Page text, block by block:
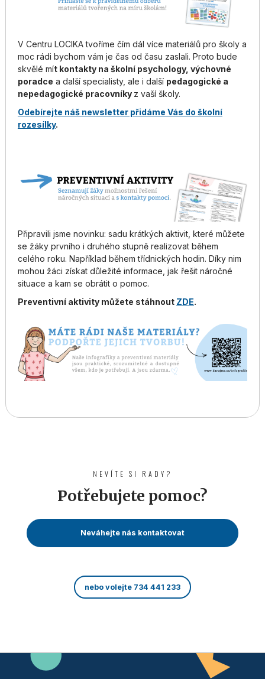
V Centru LOCIKA tvoříme čím dál více materiálů pro školy a
moc rádi bychom vám je čas od času zaslali. Proto bude
skvělé mít kontakty na školní psychology, výchovné
poradce a další specialisty, ale i další pedagogické a
nepedagogické pracovníky z vaší školy.
Odebírejte náš newsletter přidáme Vás do školní
rozesílky.
Připravili jsme novinku: sadu krátkých aktivit, které můžete
se žáky prvního i druhého stupně realizovat během
celého roku. Například během třídnických hodin. Díky nim
mohou žáci získat důležité informace, jak řešit náročné
situace a kam se obrátit o pomoc.
Preventivní aktivity můžete stáhnout ZDE.
NEVÍTE SI RADY?
Potřebujete pomoc?
Neváhejte nás kontaktovat
nebo volejte 734 441 233